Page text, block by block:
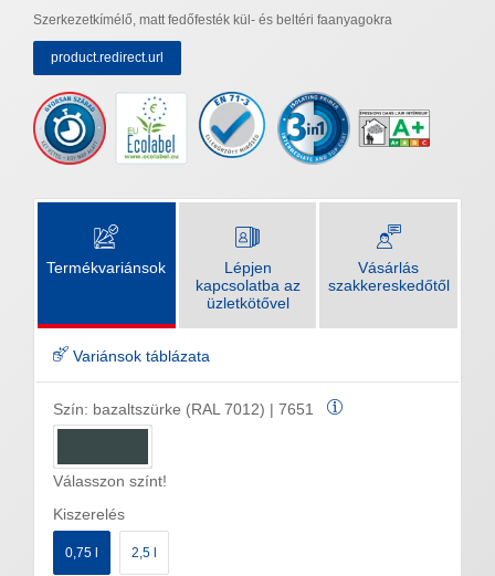
Szerkezetkímélő, matt fedőfesték kül- és beltéri faanyagokra
product.redirect.url
Termékvariánsok
Lépjen
kapcsolatba az
üzletkötővel
Vásárlás
szakkereskedőtől
Variánsok táblázata
Szín: bazaltszürke (RAL 7012) | 7651
Válasszon színt!
Kiszerelés
0,75 l 2,5 l